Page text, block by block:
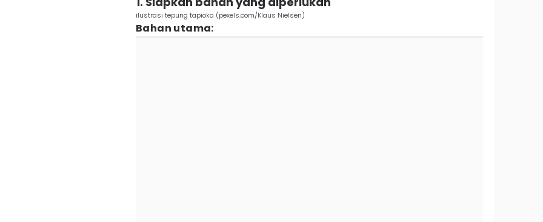
ilustrasi tepung tapioka (pexels.com/Klaus Nielsen)
Bahan utama: